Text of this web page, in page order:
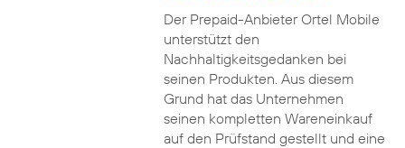
Der Prepaid-Anbieter Ortel Mobile
unterstützt den
Nachhaltigkeitsgedanken bei
seinen Produkten. Aus diesem
Grund hat das Unternehmen
seinen kompletten Wareneinkauf
auf den Prüfstand gestellt und eine